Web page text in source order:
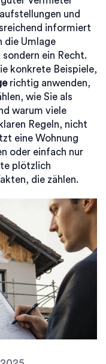
und
informiert
die Umlage
ein Recht.
konkrete Beispiele,
richtig anwenden,
wie Sie als
warum viele
Regeln, nicht
eine Wohnung
oder einfach nur
plötzlich
die zählen.